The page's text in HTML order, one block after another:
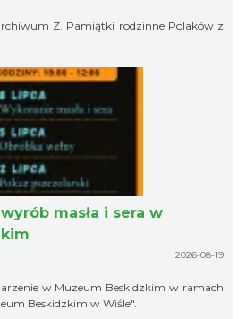
Z. Pamiątki rodzinne Polaków z
masła i sera w
2026-08-19
w Muzeum Beskidzkim w ramach
Beskidzkim w Wiśle".